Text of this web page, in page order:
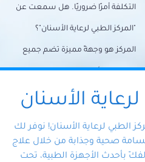
التكلفة أمرًا ضروريًا. هل سمعت عن
"المركز الطبي لرعاية الأسنان"؟
المركز هو وجهةً مميزة تضم جميع
احتياجات الأسنان تحت سقف واحد،
وتضمن لك حلاً شاملًا لجميع
المتخصص ذوي الخبرة، ستجد نفسك
في أيد أمينة تلبي احتياجاتك بكل
الأسنان
الطبي لرعاية الأسنان! نوفر لك
صحية وجذابة من خلال علاج
بأحدث الأجهزة الطبية، تحت